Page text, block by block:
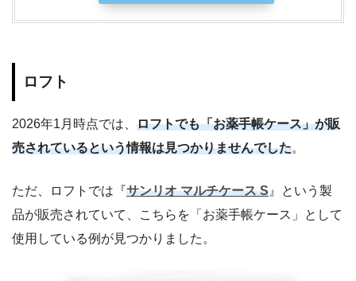
ロフト
2026年1月時点では、 ロフトでも「お薬手帳ケース」が販
売されているという情報は見つかりませんでした。
ただ、ロフトでは『サンリオ マルチケース S 』という製
品が販売されていて、こちらを「お薬手帳ケース」として
使用している例が見つかりました。